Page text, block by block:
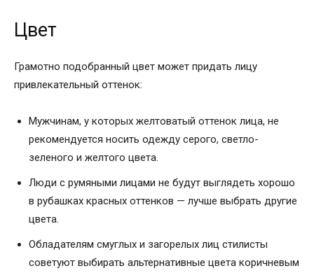
Цвет
Грамотно подобранный цвет может придать лицу
привлекательный оттенок:
Мужчинам, у которых желтоватый оттенок лица, не
рекомендуется носить одежду серого, светло-
зеленого и желтого цвета.
Люди с румяными лицами не будут выглядеть хорошо
в рубашках красных оттенков — лучше выбрать другие
цвета.
Обладателям смуглых и загорелых лиц стилисты
советуют выбирать альтернативные цвета коричневым